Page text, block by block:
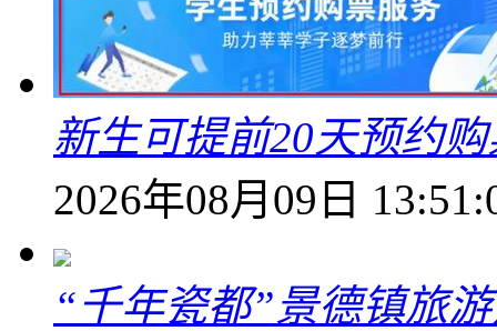
新生可提前20天预约
2026年08月09日
“千年瓷都”景德镇旅